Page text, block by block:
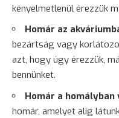
kényelmetlenül érezzük
Homár az
bezártság vagy
azt, hogy úgy érezzük,
bennünket.
Homár a homályban
homár, amelyet alig